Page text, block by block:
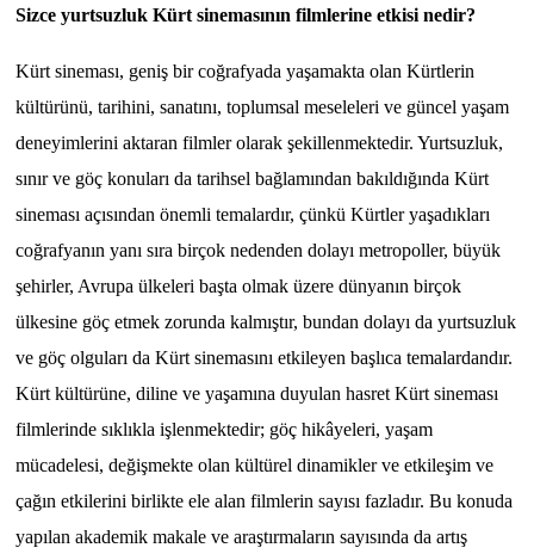
Sizce yurtsuzluk Kürt sinemasının filmlerine etkisi nedir?
Kürt sineması, geniş bir coğrafyada yaşamakta olan Kürtlerin
kültürünü, tarihini, sanatını, toplumsal meseleleri ve güncel yaşam
deneyimlerini aktaran filmler olarak şekillenmektedir. Yurtsuzluk,
sınır ve göç konuları da tarihsel bağlamından bakıldığında Kürt
sineması açısından önemli temalardır, çünkü Kürtler yaşadıkları
coğrafyanın yanı sıra birçok nedenden dolayı metropoller, büyük
şehirler, Avrupa ülkeleri başta olmak üzere dünyanın birçok
ülkesine göç etmek zorunda kalmıştır, bundan dolayı da yurtsuzluk
ve göç olguları da Kürt sinemasını etkileyen başlıca temalardandır.
Kürt kültürüne, diline ve yaşamına duyulan hasret Kürt sineması
filmlerinde sıklıkla işlenmektedir; göç hikâyeleri, yaşam
mücadelesi, değişmekte olan kültürel dinamikler ve etkileşim ve
çağın etkilerini birlikte ele alan filmlerin sayısı fazladır. Bu konuda
yapılan akademik makale ve araştırmaların sayısında da artış